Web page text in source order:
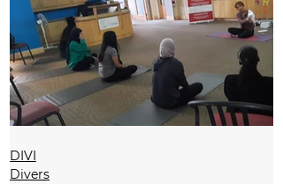
DIVI
Divers